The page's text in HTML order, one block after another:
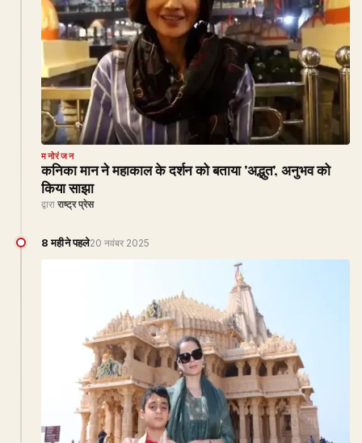
मनोरंजन
कनिका मान ने महाकाल के दर्शन को बताया 'अद्भुत', अनुभव को
किया साझा
द्वारा राष्ट्र प्रेस
8 महीने पहले20 नवंबर 2025